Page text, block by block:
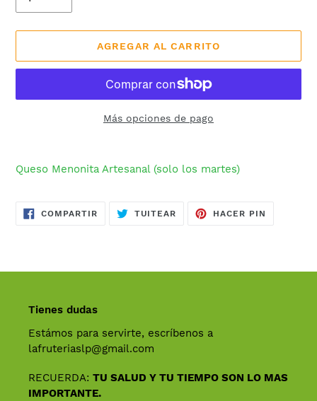
AGREGAR AL CARRITO
Más opciones de pago
el
producto
tu
Queso Menonita Artesanal (solo los martes)
COMPARTIRCOMPARTIRTUITEAR TUITEARHACER PIN
Tienes dudas
Estámos para servirte, escríbenos a
lafruteriaslp@gmail.com
RECUERDA: TU SALUD Y TU TIEMPO SON LO MAS
IMPORTANTE.